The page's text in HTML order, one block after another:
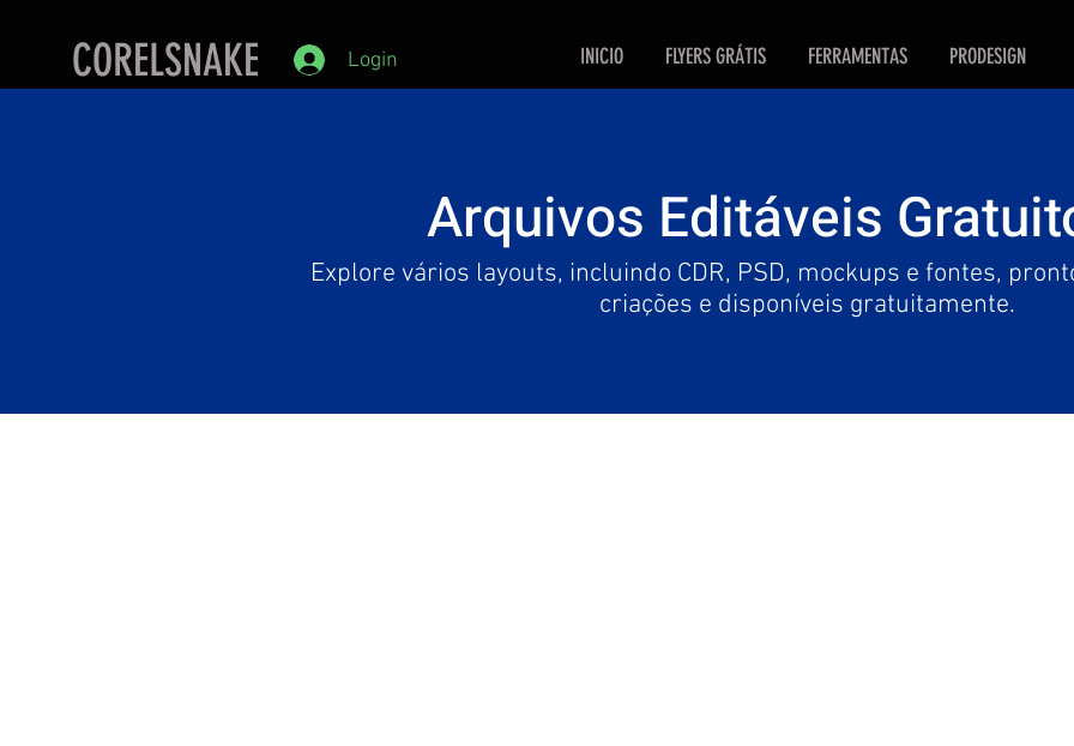
CORELSNAKE INICIO FLYERS GRÁTIS FERRAMENTAS PRODESIGN
Login
Arquivos Editáveis
Explore vários layouts, incluindo CDR, PSD, mockups e fontes,
criações e disponíveis gratuitamente.